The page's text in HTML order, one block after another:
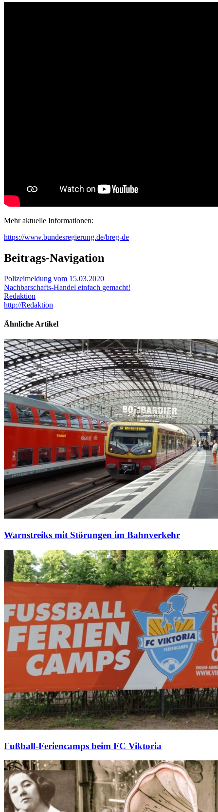
Mehr aktuelle Informationen:
https://www.bundesregierung.de/breg-de
Beitrags-Navigation
Polizeimeldung vom 15.03.2020
Nachbarschafts-Handel einfach gemacht!
Redaktion
http://Redaktion
Ähnliche Artikel
Warnstreiks mit Störungen im Bahnverkehr
Fußball-Feriencamps beim FC Viktoria